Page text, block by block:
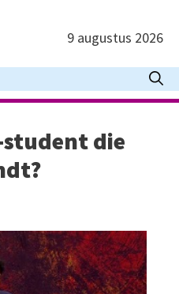
9 augustus 2026
die